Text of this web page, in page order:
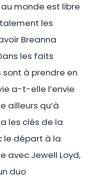
monde est libre
les
Breanna
les faits
à prendre en
a-t-elle l’envie
ailleurs qu’à
les clés de la
le départ à la
avec Jewell Loyd,
duo